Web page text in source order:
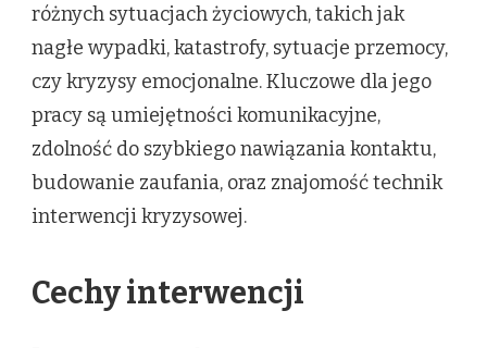
różnych sytuacjach życiowych, takich jak
nagłe wypadki, katastrofy, sytuacje przemocy,
czy kryzysy emocjonalne. Kluczowe dla jego
pracy są umiejętności komunikacyjne,
zdolność do szybkiego nawiązania kontaktu,
budowanie zaufania, oraz znajomość technik
interwencji kryzysowej.
Cechy interwencji